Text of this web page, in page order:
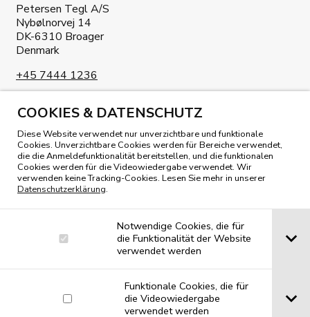
COOKIES & DATENSCHUTZ
Diese Website verwendet nur unverzichtbare und funktionale
Cookies. Unverzichtbare Cookies werden für Bereiche verwendet,
die die Anmeldefunktionalität bereitstellen, und die funktionalen
Cookies werden für die Videowiedergabe verwendet. Wir
verwenden keine Tracking-Cookies. Lesen Sie mehr in unserer
Datenschutzerklärung.
Notwendige Cookies, die für
die Funktionalität der Website
verwendet werden
Funktionale Cookies, die für
die Videowiedergabe
verwendet werden
Petersen Tegl A/S
Nybølnorvej 14
DK-6310 Broager
Denmark
+45 7444 1236
UNSER MAGAZIN LESEN